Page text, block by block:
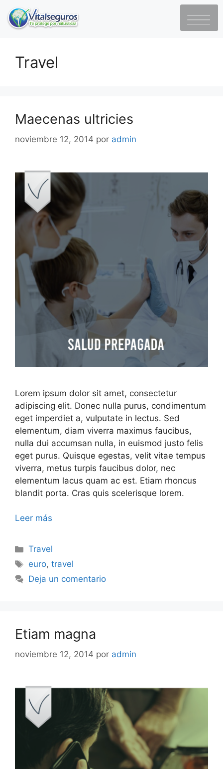
Travel
Maecenas ultricies
noviembre 12, 2014 por admin
Lorem ipsum dolor sit amet, consectetur
adipiscing elit. Donec nulla purus, condimentum
eget imperdiet a, vulputate in lectus. Sed
elementum, diam viverra maximus faucibus,
nulla dui accumsan nulla, in euismod justo felis
eget purus. Quisque egestas, velit vitae tempus
viverra, metus turpis faucibus dolor, nec
elementum lacus quam ac est. Etiam rhoncus
blandit porta. Cras quis scelerisque lorem.
Leer más
Travel
euro,travel
Deja un comentario
Etiam magna
noviembre 12, 2014 por admin